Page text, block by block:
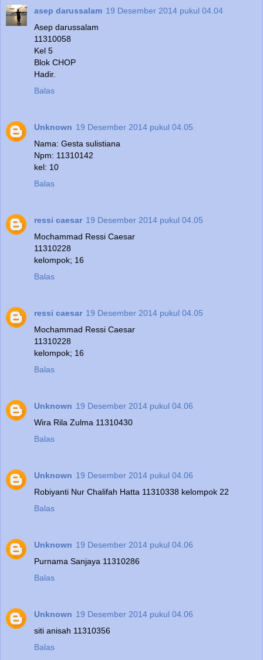
asep darussalam 19 Desember 2014 pukul 04.04
Asep darussalam
11310058
Kel 5
Blok CHOP
Hadir.
Balas
Unknown 19 Desember 2014 pukul 04.05
Nama: Gesta sulistiana
Npm: 11310142
kel: 10
Balas
ressi caesar 19 Desember 2014 pukul 04.05
Mochammad Ressi Caesar
11310228
kelompok; 16
Balas
ressi caesar 19 Desember 2014 pukul 04.05
Mochammad Ressi Caesar
11310228
kelompok; 16
Balas
Unknown 19 Desember 2014 pukul 04.06
Wira Rila Zulma 11310430
Balas
Unknown 19 Desember 2014 pukul 04.06
Robiyanti Nur Chalifah Hatta 11310338 kelompok 22
Balas
Unknown 19 Desember 2014 pukul 04.06
Purnama Sanjaya 11310286
Balas
Unknown 19 Desember 2014 pukul 04.06
siti anisah 11310356
Balas